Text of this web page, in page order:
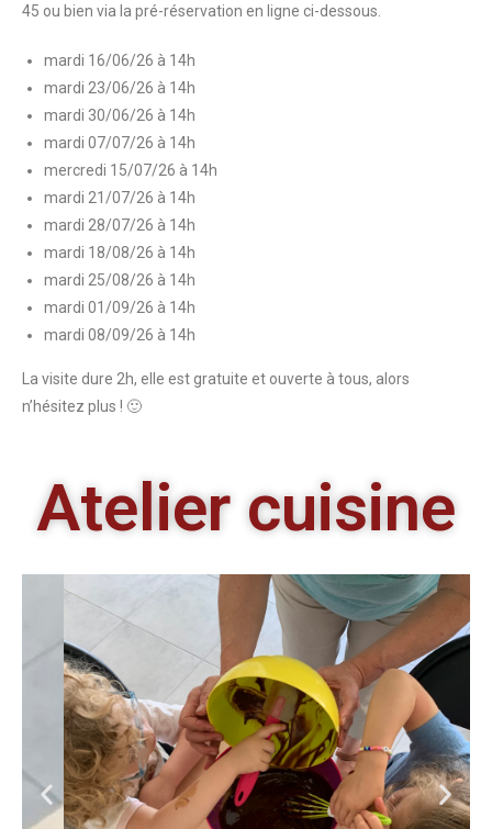
45 ou bien via la pré-réservation en ligne ci-dessous.
mardi 16/06/26 à 14h
mardi 23/06/26 à 14h
mardi 30/06/26 à 14h
mardi 07/07/26 à 14h
mercredi 15/07/26 à 14h
mardi 21/07/26 à 14h
mardi 28/07/26 à 14h
mardi 18/08/26 à 14h
mardi 25/08/26 à 14h
mardi 01/09/26 à 14h
mardi 08/09/26 à 14h
La visite dure 2h, elle est gratuite et ouverte à tous, alors
n’hésitez plus ! 🙂
Atelier cuisine